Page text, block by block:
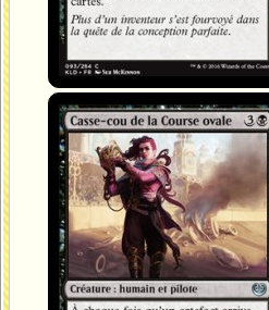
Casse-cou de la Course ovale